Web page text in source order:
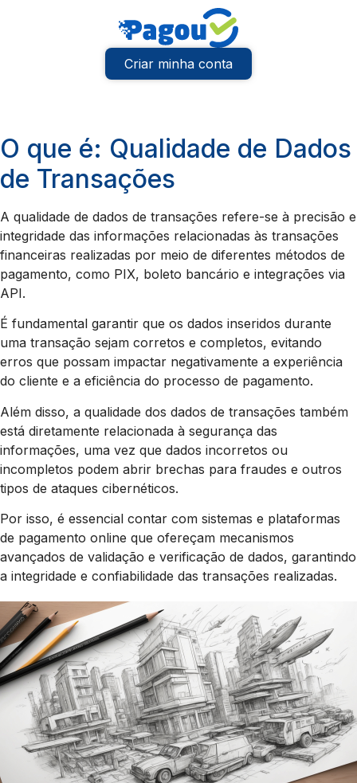
Criar minha conta
O que é: Qualidade de Dados
de Transações
A qualidade de dados de transações refere-se à precisão e
integridade das informações relacionadas às transações
financeiras realizadas por meio de diferentes métodos de
pagamento, como PIX, boleto bancário e integrações via
API.
É fundamental garantir que os dados inseridos durante
uma transação sejam corretos e completos, evitando
erros que possam impactar negativamente a experiência
do cliente e a eficiência do processo de pagamento.
Além disso, a qualidade dos dados de transações também
está diretamente relacionada à segurança das
informações, uma vez que dados incorretos ou
incompletos podem abrir brechas para fraudes e outros
tipos de ataques cibernéticos.
Por isso, é essencial contar com sistemas e plataformas
de pagamento online que ofereçam mecanismos
avançados de validação e verificação de dados, garantindo
a integridade e confiabilidade das transações realizadas.